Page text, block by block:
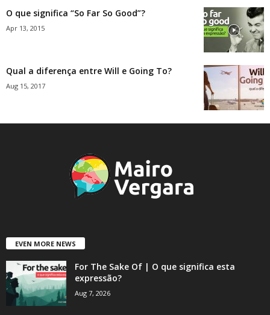
O que significa “So Far So Good”?
Apr 13, 2015
Qual a diferença entre Will e Going To?
Aug 15, 2017
EVEN MORE NEWS
For The Sake Of | O que significa esta
expressão?
Aug 7, 2026